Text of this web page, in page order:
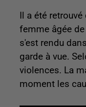
Il a été
femme âgée
s'est rendu
garde à vue.
violences. La
moment les